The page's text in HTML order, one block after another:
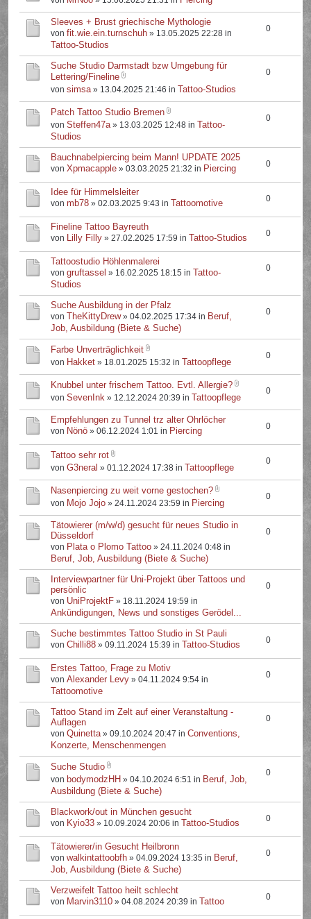
Sleeves + Brust griechische Mythologie
vonfit.wie.ein.turnschuh » 13.05.2025 22:28 in
Tattoo-Studios
0
Suche Studio Darmstadt bzw Umgebung für
Lettering/Fineline
vonsimsa» 13.04.2025 21:46 in Tattoo-Studios
0
Patch Tattoo Studio Bremen
vonSteffen47a» 13.03.2025 12:48 in Tattoo-
Studios
0
Bauchnabelpiercing beim Mann! UPDATE 2025
vonXpmacapple » 03.03.2025 21:32 in Piercing 0
Idee für Himmelsleiter
vonmb78 » 02.03.2025 9:43 in Tattoomotive 0
Fineline Tattoo Bayreuth
von Lilly Filly » 27.02.2025 17:59 in Tattoo-Studios 0
Tattoostudio Höhlenmalerei
vongruftassel » 16.02.2025 18:15 in Tattoo-
Studios
0
Suche Ausbildung in der Pfalz
von TheKittyDrew» 04.02.2025 17:34 in Beruf,
Job, Ausbildung (Biete & Suche)
0
Farbe Unverträglichkeit
von Hakket » 18.01.2025 15:32 in Tattoopflege
0
Knubbel unter frischem Tattoo. Evtl. Allergie?
vonSevenInk » 12.12.2024 20:39 in Tattoopflege
0
Empfehlungen zu Tunnel trz alter Ohrlöcher
von Nönö » 06.12.2024 1:01 in Piercing 0
Tattoo sehr rot
vonG3neral » 01.12.2024 17:38 in Tattoopflege
0
Nasenpiercing zu weit vorne gestochen?
von Mojo Jojo » 24.11.2024 23:59 in Piercing
0
Tätowierer (m/w/d) gesucht für neues Studio in
Düsseldorf
von Plata o Plomo Tattoo » 24.11.2024 0:48 in
Beruf, Job, Ausbildung (Biete & Suche)
0
Interviewpartner für Uni-Projekt über Tattoos und
persönlic
von UniProjektF » 18.11.2024 19:59 in
Ankündigungen, News und sonstiges Gerödel...
0
Suche bestimmtes Tattoo Studio in St Pauli
vonChilli88 » 09.11.2024 15:39 in Tattoo-Studios 0
Erstes Tattoo, Frage zu Motiv
vonAlexander Levy » 04.11.2024 9:54 in
Tattoomotive
0
Tattoo Stand im Zelt auf einer Veranstaltung -
Auflagen
vonQuinetta» 09.10.2024 20:47 inConventions,
Konzerte, Menschenmengen
0
Suche Studio
von bodymodzHH » 04.10.2024 6:51 in Beruf, Job,
Ausbildung (Biete & Suche)
0
Blackwork/out in München gesucht
von Kyio33 » 10.09.2024 20:06 in Tattoo-Studios 0
Tätowierer/in Gesucht Heilbronn
vonwalkintattoobfh » 04.09.2024 13:35 in Beruf,
Job, Ausbildung (Biete & Suche)
0
Verzweifelt Tattoo heilt schlecht
von Marvin3110 » 04.08.2024 20:39 in Tattoo 0